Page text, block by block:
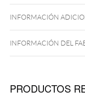
INFORMACIÓN
INFORMACIÓN DEL
PRODUCTOS